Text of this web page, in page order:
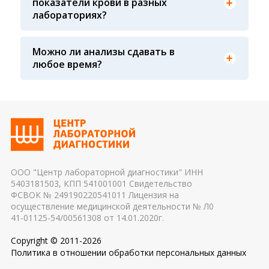
давления у взрослых страдающих гипотонией и
как следствие потери сознания
лабораториях?
влиять на результат 2. Процедурная медсестра:
осуществляя забор крови, необходимо
крови, не было ли гемолиза крови и т. д.) 3.
Транспортировка и хранение биологического
применяемые реагенты также могут стать
причиной погрешности в результатах
Можно ли анализы сдавать в
любое время?
Показатели крови могут изменяться в течение
дня, поэтому взятие крови обычно проводится
ООО "Центр лабораторной диагностики" ИНН
5403181503, КПП 541001001 Свидетельство
ФСВОК № 249190220541011 Лицензия на
осуществление медицинской деятельности № Л0
41-01125-54/00561308 от 14.01.2020г.
Copyright © 2011-2026
Политика в отношении обработки персональных данных